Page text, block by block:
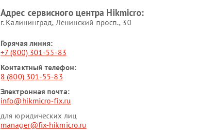
Адрес сервисного центра Hikmicro:
г. Калининград, Ленинский просп., 30
Горячая линия:
+7 (800) 301-55-83
Контактный телефон:
8 (800) 301-55-83
Электронная почта:
info@hikmicro-fix.ru
для юридических лиц
manager@fix-hikmicro.ru